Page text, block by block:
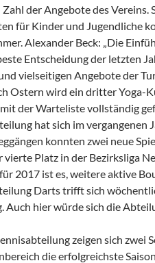
der Angebote des Vereins.
für Kinder und Jugendliche
Alexander Beck: „Die
Entscheidung der letzten
vielseitigen Angebote der
Ostern wird ein dritter Yoga-
der Warteliste vollständig
hat sich im vergangenen
konnten zwei neue
vierte Platz in der Bezirksliga
2017 ist es, weitere aktive
Darts trifft sich
Auch hier würde sich die
zeigen sich zwei
die erfolgreichste